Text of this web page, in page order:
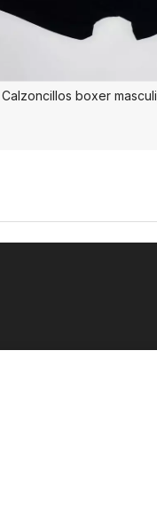
Calzoncillos boxer